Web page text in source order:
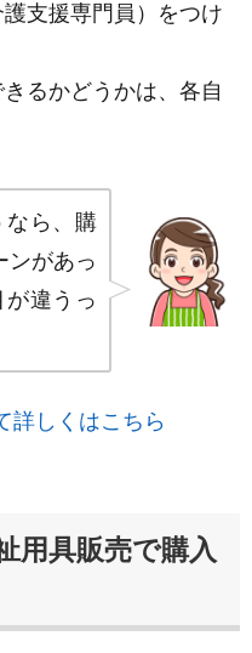
支援専門員）をつけ
るかどうかは、各自
なら、購
ンがあっ
違うっ
詳しくはこちら
用具販売で購入